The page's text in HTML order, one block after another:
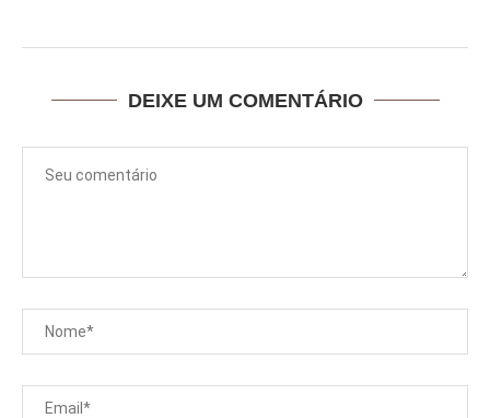
DEIXE UM COMENTÁRIO